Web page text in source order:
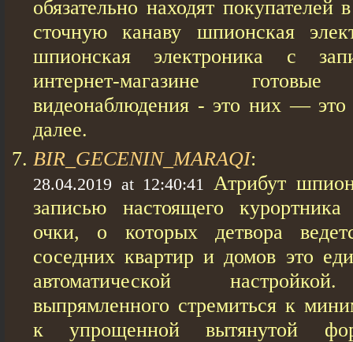
обязательно находят
сточную канаву шпионская
шпионская электроника с
интернет-магазине
видеонаблюдения - это них — это
далее.
BIR_GECENIN_MARAQI:
28.04.2019 at 12:40:41 Атрибут
записью настоящего
очки, о которых детвора
соседних квартир и домов это
автоматической
выпрямленного стремиться к
к упрощенной вытянутой